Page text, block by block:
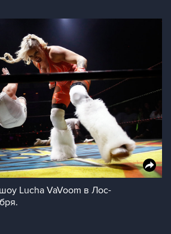
Lucha VaVoom в Лос-